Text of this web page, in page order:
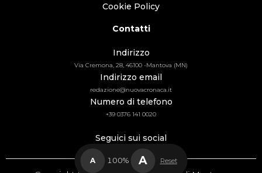
Cookie Policy
Contatti
Indirizzo
Via Cremona, 28, 46100 -Mantova (MN)
Indirizzo email
redazione@nuovacronaca.it
Numero di telefono
+39 0376 141 0020
Seguici sui social
A 100% A Reset